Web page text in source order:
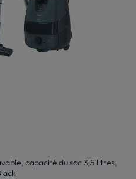
capacité du sac 3,5 litres,